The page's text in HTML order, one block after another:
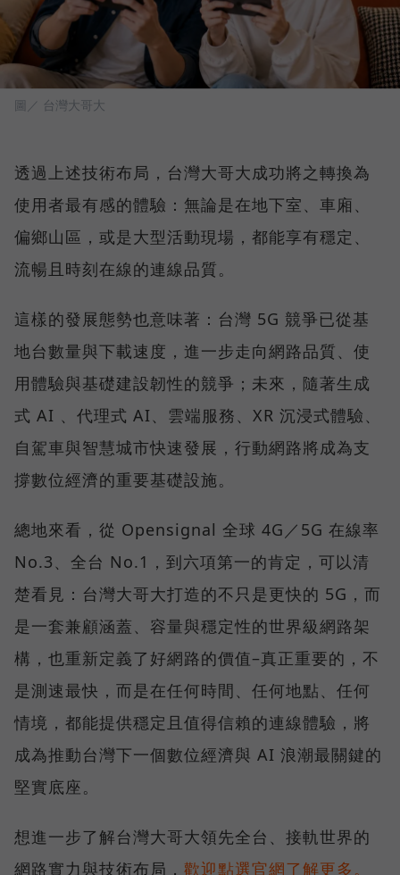
圖／ 台灣大哥大
透過上述技術布局，台灣大哥大成功將之轉換為
使用者最有感的體驗：無論是在地下室、車廂、
偏鄉山區，或是大型活動現場，都能享有穩定、
流暢且時刻在線的連線品質。
這樣的發展態勢也意味著：台灣 5G 競爭已從基
地台數量與下載速度，進一步走向網路品質、使
用體驗與基礎建設韌性的競爭；未來，隨著生成
式 AI 、代理式 AI、雲端服務、XR 沉浸式體驗、
自駕車與智慧城市快速發展，行動網路將成為支
撐數位經濟的重要基礎設施。
總地來看，從 Opensignal 全球 4G／5G 在線率
No.3、全台 No.1，到六項第一的肯定，可以清
楚看見：台灣大哥大打造的不只是更快的 5G，而
是一套兼顧涵蓋、容量與穩定性的世界級網路架
構，也重新定義了好網路的價值–真正重要的，不
是測速最快，而是在任何時間、任何地點、任何
情境，都能提供穩定且值得信賴的連線體驗，將
成為推動台灣下一個數位經濟與 AI 浪潮最關鍵的
堅實底座。
想進一步了解台灣大哥大領先全台、接軌世界的
網路實力與技術布局， 歡迎點選官網了解更多。